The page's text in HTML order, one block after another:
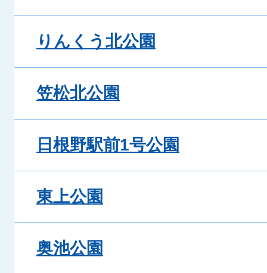
りんくう北公園
笠松北公園
日根野駅前1号公園
東上公園
奥池公園